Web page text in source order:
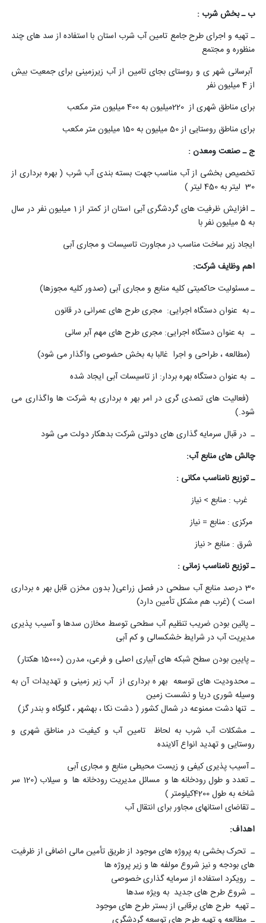
ب ـ بخش شرب :
ـ تهیه و اجرای طرح جامع تامین آب شرب استان با استفاده از سد های چند
منظوره و مجتمع
آبرسانی شهر ی و روستای بجای تامین از آب زیرزمینی برای جمعیت بیش
از 4 میلیون نفر
برای مناطق شهری از 220میلیون به 400 میلیون متر مکعب
برای مناطق روستایی از 50 میلیون به 150 میلیون متر مکعب
ج ـ صنعت ومعدن :
تخصیص بخشی از آب مناسب جهت بسته بندی آب شرب ( بهره برداری از
30 لیتر به 450 لیتر )
ـ افزایش ظرفیت های گردشگری آبی استان از کمتر از 1 میلیون نفر در سال
به 5 میلیون نفر با
ایجاد زیر ساخت مناسب در مجاورت تاسیسات و مجاری آبی
اهم وظایف شرکت:
ـ مسئولیت حاکمیتی کلیه منابع و مجاری آبی (صدور کلیه مجوزها)
ـ به عنوان دستگاه اجرایی: مجری طرح های عمرانی در قانون
ـ به عنوان دستگاه اجرایی: مجری طرح های مهم آبر سانی
(مطالعه ، طراحی و اجرا غالبا به بخش حضوصی واگذار می شود)
ـ به عنوان دستگاه بهره بردار: از تاسیسات آبی ایجاد شده
(فعالیت های تصدی گری در امر بهر ه برداری به شرکت ها واگذاری می
شود.)
ـ در قبال سرمایه گذاری های دولتی شرکت بدهکار دولت می شود
چالش های منابع آب:
ـ توزیع نامناسب مکانی :
غرب : منابع > نیاز
مرکزی : منابع = نیاز
شرق : منابع < نیاز
ـ توزیع نامناسب زمانی :
30 درصد منابع آب سطحی در فصل زراعی( بدون مخزن قابل بهر ه برداری
است ) (غرب هم مشکل تأمین دارد)
ـ پائین بودن ضریب تنظیم آب سطحی توسط مخازن سدها و آسیب پذیری
مدیریت آب در شرایط خشکسالی و کم آبی
ـ پایین بودن سطح شبکه های آبیاری اصلی و فرعی، مدرن (15000 هکتار)
ـ محدودیت های توسعه بهر ه برداری از آب زیر زمینی و تهدیدات آن به
وسیله شوری دریا و نشست زمین
ـ تنها دشت ممنوعه در شمال کشور ( دشت نکا ، بهشهر ، گلوگاه و بندر گز)
ـ مشکلات آب شرب به لحاظ تامین آب و کیفیت در مناطق شهری و
روستایی و تهدید انواع آلاینده
ـ آسیب پذیری کیفی و زیست محیطی منابع و مجاری آبی
ـ تعدد و طول رودخانه ها و مسائل مدیریت رودخانه ها و سیلاب (120 سر
شاخه به طول 4200کیلومتر )
ـ تقاضای استانهای مجاور برای انتقال آب
اهداف:
ـ تحرک بخشی به پروژه های موجود از طریق تأمین مالی اضافی از ظرفیت
های بودجه و نیز شروع مولفه ها و زیر پروژه ها
ـ رویکرد استفاده از سرمایه گذاری خصوصی
ـ شروع طرح های جدید به ویژه سدها
ـ تهیه طرح های برقابی از بستر طرح های موجود
ـ مطالعه و تهیه طرح های توسعه گردشگری